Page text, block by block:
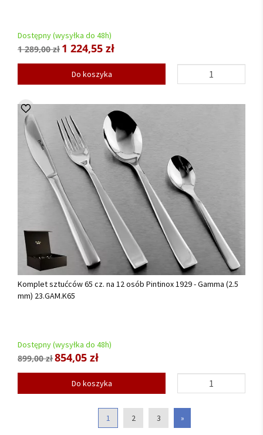
Dostępny (wysyłka do 48h)
1 289,00 zł 1 224,55 zł
Do koszyka
Komplet sztućców 65 cz. na 12 osób Pintinox 1929 - Gamma (2.5
mm) 23.GAM.K65
Dostępny (wysyłka do 48h)
899,00 zł854,05 zł
Do koszyka
1 2 3 »